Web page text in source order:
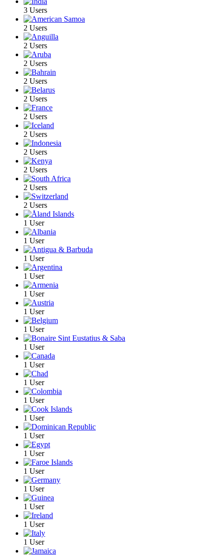
3 Users
2 Users
2 Users
2 Users
2 Users
2 Users
2 Users
2 Users
2 Users
2 Users
2 Users
2 Users
1 User
1 User
1 User
1 User
1 User
1 User
1 User
1 User
1 User
1 User
1 User
1 User
1 User
1 User
1 User
1 User
1 User
1 User
1 User